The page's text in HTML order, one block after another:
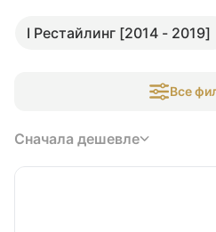
I Рестайлинг [2014 - 2019]
Все
Сначала дешевле